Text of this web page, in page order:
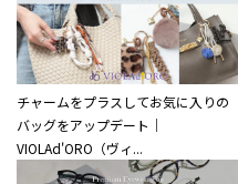
チャームをプラスしてお気に入りの
バッグをアップデート｜
VIOLAd'ORO（ヴィ...